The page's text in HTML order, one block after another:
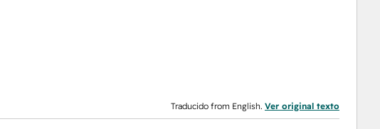
Traducido from English. Ver original texto